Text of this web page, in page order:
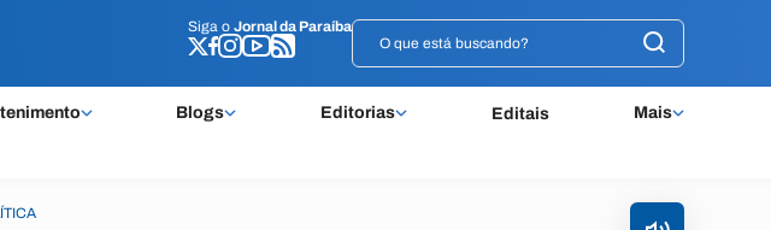
Siga o Jornal da Paraíba
Blogs Editorias Editais Mais
Siga o Jornal da Paraíba